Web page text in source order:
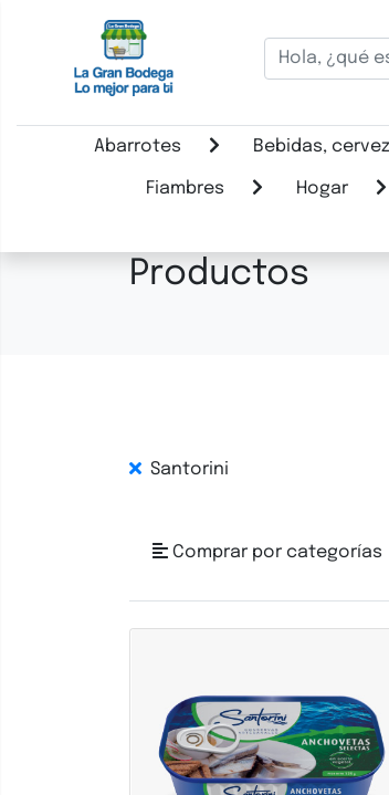
Abarrotes Bebidas,
Fiambres Hogar
Productos
Santorini
Comprar por categorías